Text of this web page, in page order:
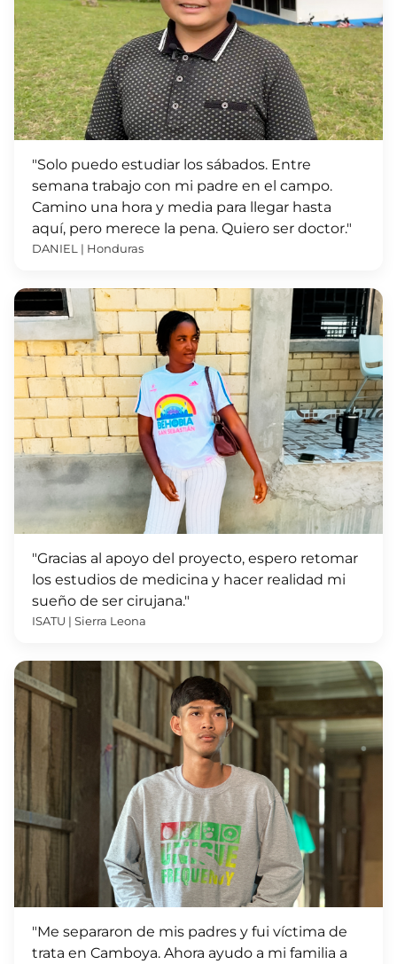
"Solo puedo estudiar los sábados. Entre
semana trabajo con mi padre en el campo.
Camino una hora y media para llegar hasta
aquí, pero merece la pena. Quiero ser doctor."
DANIEL | Honduras
"Gracias al apoyo del proyecto, espero retomar
los estudios de medicina y hacer realidad mi
sueño de ser cirujana."
ISATU | Sierra Leona
"Me separaron de mis padres y fui víctima de
trata en Camboya. Ahora ayudo a mi familia a